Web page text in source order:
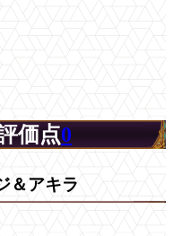
価点0
＆アキラ